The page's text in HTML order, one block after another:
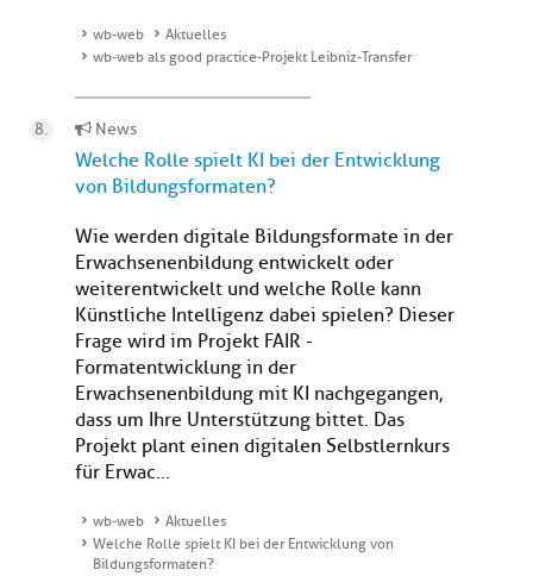
wb-web
Aktuelles
wb-web als good practice-Projekt Leibniz-Transfer
News
Welche Rolle spielt KI bei der Entwicklung
von Bildungsformaten?
Wie werden digitale Bildungsformate in der
Erwachsenenbildung entwickelt oder
weiterentwickelt und welche Rolle kann
Künstliche Intelligenz dabei spielen? Dieser
Frage wird im Projekt FAIR -
Formatentwicklung in der
Erwachsenenbildung mit KI nachgegangen,
dass um Ihre Unterstützung bittet. Das
Projekt plant einen digitalen Selbstlernkurs
für Erwac...
wb-web
Aktuelles
Welche Rolle spielt KI bei der Entwicklung von
Bildungsformaten?